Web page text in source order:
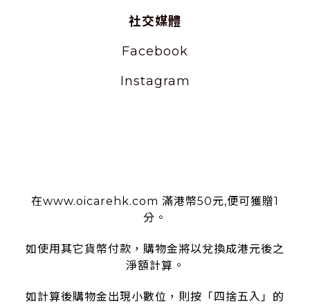
社交媒體
Facebook
Instagram
在www.oicarehk.com 滿港幣50元,便可獲贈1
分。
如使用其它貨幣付款，購物金將以兌換成港元後之
淨額計算。
如計算後購物金出現小數位，則按「四捨五入」的